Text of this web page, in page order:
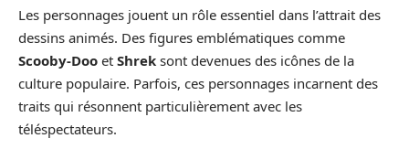
Les personnages jouent un rôle essentiel dans l’attrait des
dessins animés. Des figures emblématiques comme
Scooby-Doo et Shrek sont devenues des icônes de la
culture populaire. Parfois, ces personnages incarnent des
traits qui résonnent particulièrement avec les
téléspectateurs.